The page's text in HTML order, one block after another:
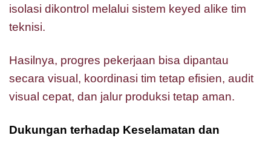
isolasi dikontrol melalui sistem keyed alike tim
teknisi.
Hasilnya, progres pekerjaan bisa dipantau
secara visual, koordinasi tim tetap efisien, audit
visual cepat, dan jalur produksi tetap aman.
Dukungan terhadap Keselamatan dan